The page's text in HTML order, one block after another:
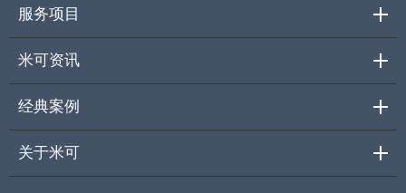
服务项目
米可资讯
经典案例
关于米可